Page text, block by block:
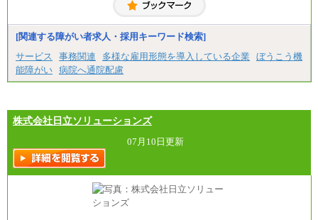
[関連する障がい者求人・採用キーワード検索]
サービス
事務関連 多様な雇用形態を導入している企業
ぼうこう機
能障がい 病院へ通院配慮
株式会社日立ソリューションズ
07月10日更新